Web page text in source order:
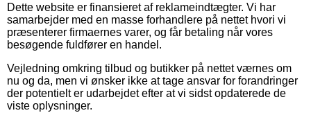
Dette website er finansieret af reklameindtægter. Vi har
samarbejder med en masse forhandlere på nettet hvori vi
præsenterer firmaernes varer, og får betaling når vores
besøgende fuldfører en handel.
Vejledning omkring tilbud og butikker på nettet værnes om
nu og da, men vi ønsker ikke at tage ansvar for forandringer
der potentielt er udarbejdet efter at vi sidst opdaterede de
viste oplysninger.